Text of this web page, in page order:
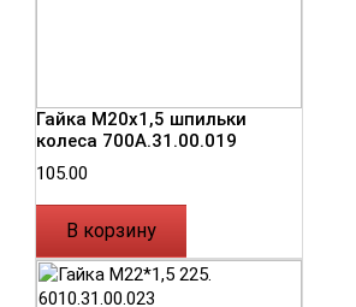
Гайка М20х1,5 шпильки
колеса 700А.31.00.019
105.00
В корзину